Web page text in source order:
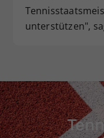
unterstützen",